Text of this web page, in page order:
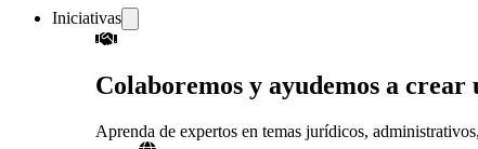
Iniciativas
Colaboremos y ayudemos a
Aprenda de expertos en temas jurídicos,